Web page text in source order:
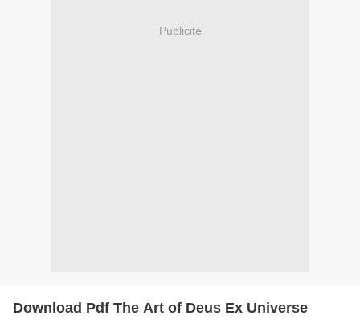
Publicité
Download Pdf The Art of Deus Ex Universe